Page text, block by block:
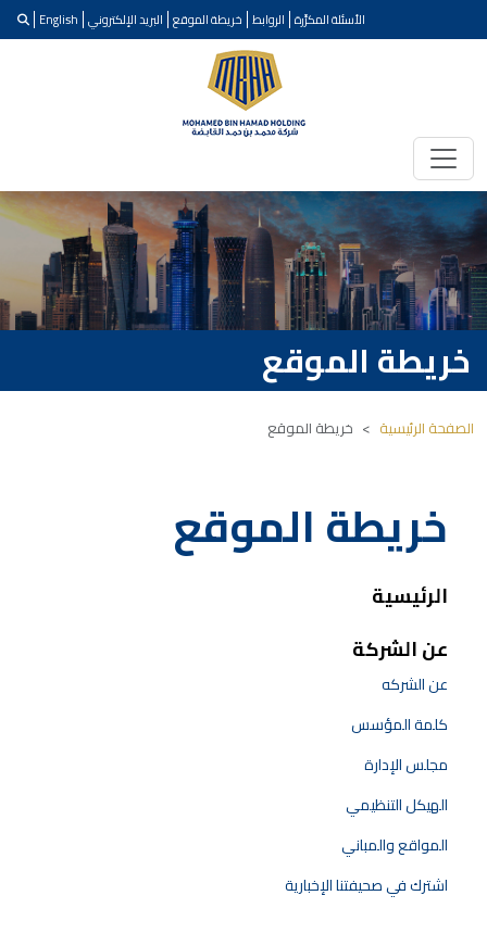
الأسئلة المكرَّرة الروابط خريطة الموقع البريد الإلكتروني English
خريطة الموقع
الصفحة الرئيسية خريطة الموقع
خريطة الموقع
الرئيسية
عن الشركة
عن الشركه
كلمة المؤسس
مجلس الإدارة
الهيكل التنظيمي
المواقع والمباني
اشترك في صحيفتنا الإخبارية